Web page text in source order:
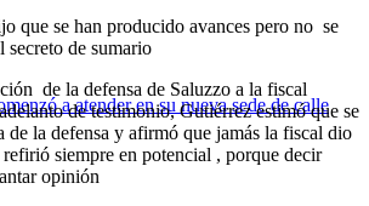
que se han producido avances pero no se
de sumario
de la defensa de Saluzzo a la fiscal
de testimonio, Gutiérrez estimó que se
de la defensa y afirmó que jamás la fiscal dio
siempre en potencial , porque decir
opinión